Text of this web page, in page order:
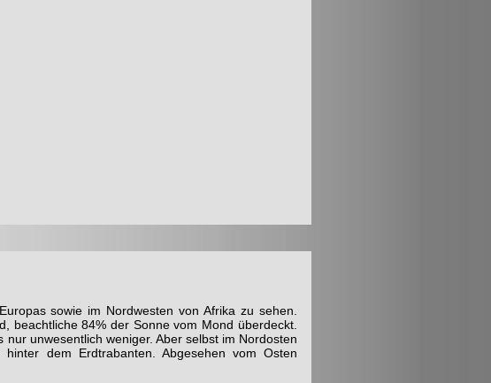
sowie im Nordwesten von Afrika zu sehen.
beachtliche 84% der Sonne vom Mond überdeckt.
unwesentlich weniger. Aber selbst im Nordosten
dem Erdtrabanten. Abgesehen vom Osten